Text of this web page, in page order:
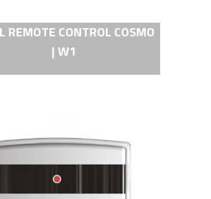
REMOTE CONTROL COSMO
| W1